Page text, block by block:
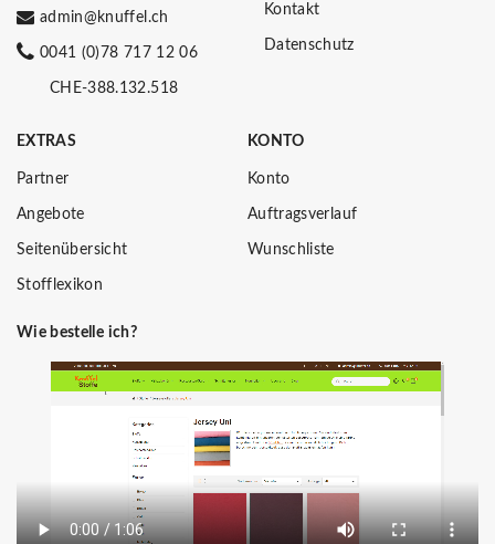
admin@knuffel.ch
0041 (0)78 717 12 06
CHE-388.132.518
Kontakt
Datenschutz
EXTRAS
Partner
Angebote
Seitenübersicht
Stofflexikon
KONTO
Konto
Auftragsverlauf
Wunschliste
Wie bestelle ich?